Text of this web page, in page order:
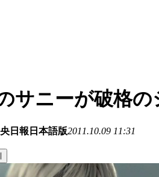
サニーが破格
日報日本語版2011.10.09 11:31